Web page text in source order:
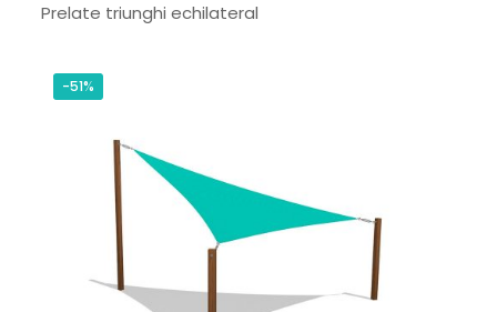
Prelate triunghi echilateral
-51%